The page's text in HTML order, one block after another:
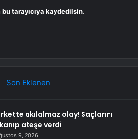
tarayıcıya kaydedilsin.
Son Eklenen
akılalmaz olay! Saçlarını
ateşe verdi
9, 2026